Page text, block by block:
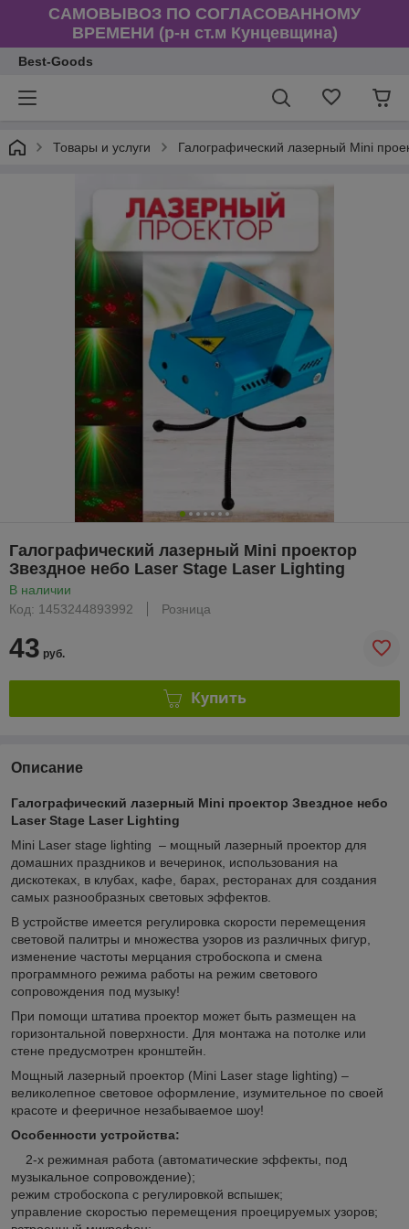
САМОВЫВОЗ ПО СОГЛАСОВАННОМУ
ВРЕМЕНИ (р-н ст.м Кунцевщина)
Best-Goods
Товары и услуги Галографический лазерный Mini
Галографический лазерный Mini проектор
Звездное небо Laser Stage Laser Lighting
В наличии
Код: 1453244893992
Розница
43 руб.
Купить
Описание
Галографический лазерный Mini проектор Звездное небо
Laser Stage Laser Lighting
Mini Laser stage lighting – мощный лазерный проектор для
домашних праздников и вечеринок, использования на
дискотеках, в клубах, кафе, барах, ресторанах для создания
самых разнообразных световых эффектов.
В устройстве имеется регулировка скорости перемещения
световой палитры и множества узоров из различных фигур,
изменение частоты мерцания стробоскопа и смена
программного режима работы на режим светового
сопровождения под музыку!
При помощи штатива проектор может быть размещен на
горизонтальной поверхности. Для монтажа на потолке или
стене предусмотрен кронштейн.
Мощный лазерный проектор (Mini Laser stage lighting) –
великолепное световое оформление, изумительное по своей
красоте и фееричное незабываемое шоу!
Особенности устройства:
2-х режимная работа (автоматические эффекты, под
музыкальное сопровождение);
режим стробоскопа с регулировкой вспышек;
управление скоростью перемещения проецируемых узоров;